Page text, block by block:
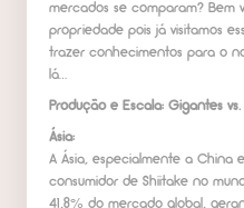
mercados se comparam? Bem
propriedade pois já visitamos
trazer conhecimentos para o
lá…
Produção e Escala: Gigantes
Ásia:
A Ásia, especialmente a China
consumidor de Shiitake no
41,8% do mercado global,